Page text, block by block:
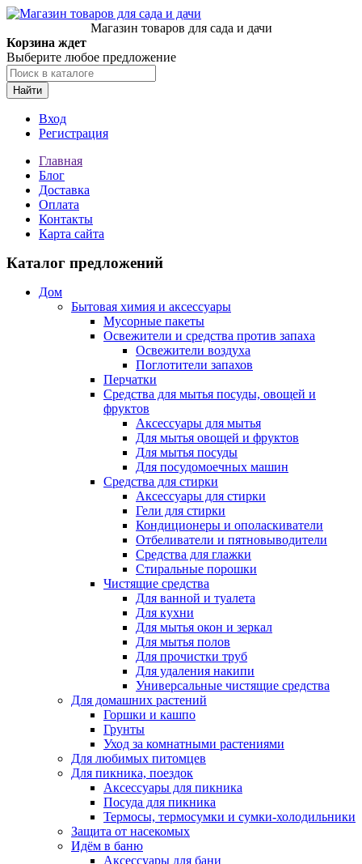
Магазин товаров для сада и дачи
Корзина ждет
Выберите любое предложение
Найти
Вход
Регистрация
Главная
Блог
Доставка
Оплата
Контакты
Карта сайта
Каталог предложений
Дом
Бытовая химия и аксессуары
Мусорные пакеты
Освежители и средства против запаха
Освежители воздуха
Поглотители запахов
Перчатки
Средства для мытья посуды, овощей и
фруктов
Аксессуары для мытья
Для мытья овощей и фруктов
Для мытья посуды
Для посудомоечных машин
Средства для стирки
Аксессуары для стирки
Гели для стирки
Кондиционеры и ополаскиватели
Отбеливатели и пятновыводители
Средства для глажки
Стиральные порошки
Чистящие средства
Для ванной и туалета
Для кухни
Для мытья окон и зеркал
Для мытья полов
Для прочистки труб
Для удаления накипи
Универсальные чистящие средства
Для домашних растений
Горшки и кашпо
Грунты
Уход за комнатными растениями
Для любимых питомцев
Для пикника, поездок
Аксессуары для пикника
Посуда для пикника
Термосы, термосумки и сумки-холодильники
Защита от насекомых
Идём в баню
Аксессуары для бани